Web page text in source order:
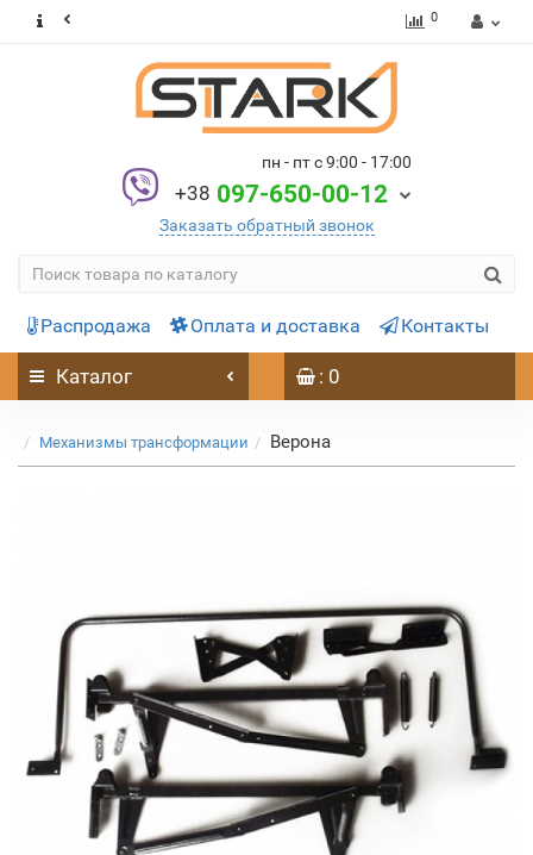
0
пн - пт с 9:00 - 17:00
+38 097-650-00-12
Заказать обратный звонок
Распродажа Оплата и доставка Контакты
Каталог : 0
Механизмы трансформации Верона